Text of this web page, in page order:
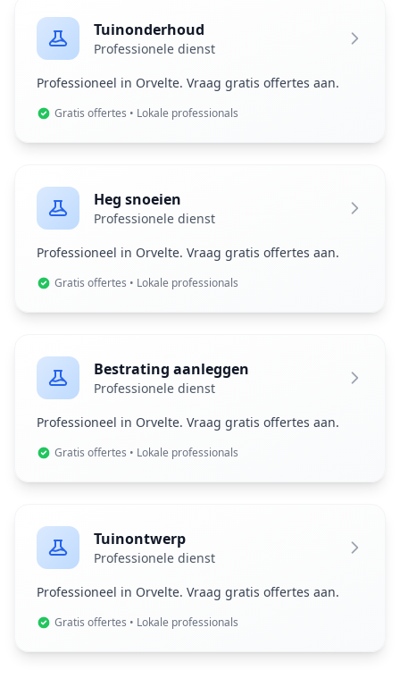
Tuinonderhoud
Professionele dienst
Professioneel in Orvelte. Vraag gratis offertes aan.
Gratis offertes • Lokale professionals
Heg snoeien
Professionele dienst
Professioneel in Orvelte. Vraag gratis offertes aan.
Gratis offertes • Lokale professionals
Bestrating aanleggen
Professionele dienst
Professioneel in Orvelte. Vraag gratis offertes aan.
Gratis offertes • Lokale professionals
Tuinontwerp
Professionele dienst
Professioneel in Orvelte. Vraag gratis offertes aan.
Gratis offertes • Lokale professionals